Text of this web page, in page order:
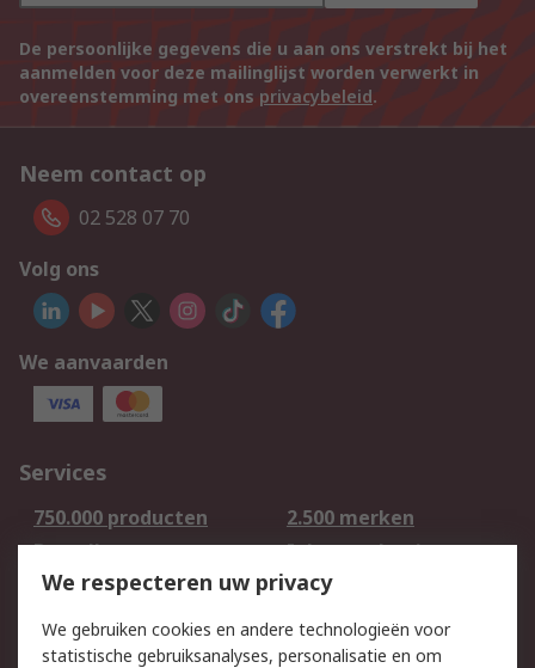
De persoonlijke gegevens die u aan ons verstrekt bij het
aanmelden voor deze mailinglijst worden verwerkt in
overeenstemming met ons privacybeleid.
Neem contact op
02 528 07 70
Volg ons
We aanvaarden
Services
750.000 producten
2.500 merken
Bestellen
Inkoopoplossingen
Retouren
Technisch advies
Track & Trace
We respecteren uw privacy
We gebruiken cookies en andere technologieën voor
statistische gebruiksanalyses, personalisatie en om